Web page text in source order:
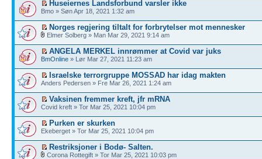
Huseiernes Landsforbund varsler ikke
Bmo » Søn Apr 18, 2021 1:32 am
Norges regjering tiltalt for forbrytelser mot mennesker
Elmer Solberg » Man Mar 29, 2021 9:14 am
ANGELA MERKEL innrømmer at Covid var juks
BmOnline » Lør Mar 27, 2021 11:23 am
Israelske terrorgruppe MOSSAD har idag makten
Anders Pedersen » Fre Mar 26, 2021 1:24 am
Vaksinen fremmer kreft, jfr mRNA
Covid kreft » Tor Mar 25, 2021 10:04 pm
Purken er skurken
Ekeberget » Tor Mar 25, 2021 10:04 pm
Restriksjoner i Bodø- Salten.
Corona Rottegift » Tor Mar 25, 2021 10:03 pm